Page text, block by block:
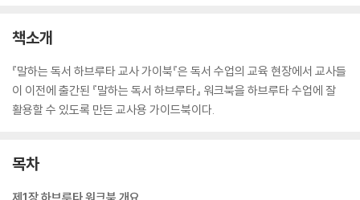
책소개
『말하는 독서 하브루타 교사 가이북『은 독서 수업의 교육 현장에서 교사들
이 이전에 출간된 『말하는 독서 하브루타』 워크북을 하브루타 수업에 잘
활용할 수 있도록 만든 교사용 가이드북이다.
목차